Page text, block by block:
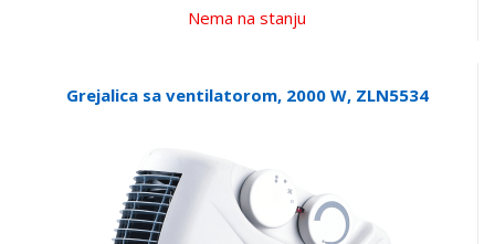
Nema na stanju
Grejalica sa ventilatorom, 2000 W, ZLN5534